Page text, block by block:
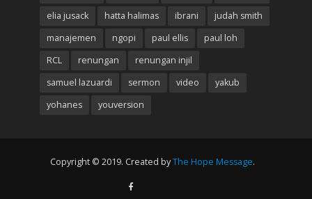
elia jusack
hatta halimas ibrani
judah smith
manajemen
ngopi paul ellis
paul loh
RCL
renungan
renungan injil
samuel lazuardi
sermon video
yakub
yohanes
youversion
Copyright © 2019. Created byThe Hope Message.